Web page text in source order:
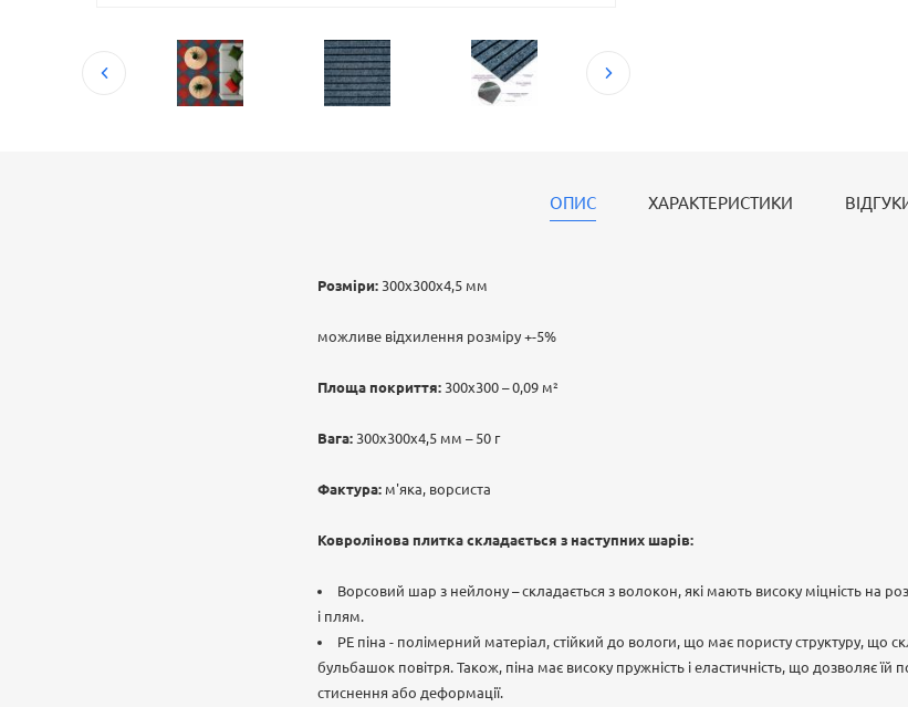
ОПИС ХАРАКТЕРИСТИКИ
Розміри: 300х300х4,5 мм
можливе відхилення розміру +-5%
Площа покриття: 300х300 – 0,09 м²
Вага: 300х300х4,5 мм – 50 г
Фактура: м'яка, ворсиста
Ковролінова плитка складається з наступних шарів:
Ворсовий шар з нейлону – складається з волокон, які мають високу міцність на
і плям.
РЕ піна - полімерний матеріал, стійкий до вологи, що має пористу структуру, що
бульбашок повітря. Також, піна має високу пружність і еластичність, що дозволяє їй
стиснення або деформації.